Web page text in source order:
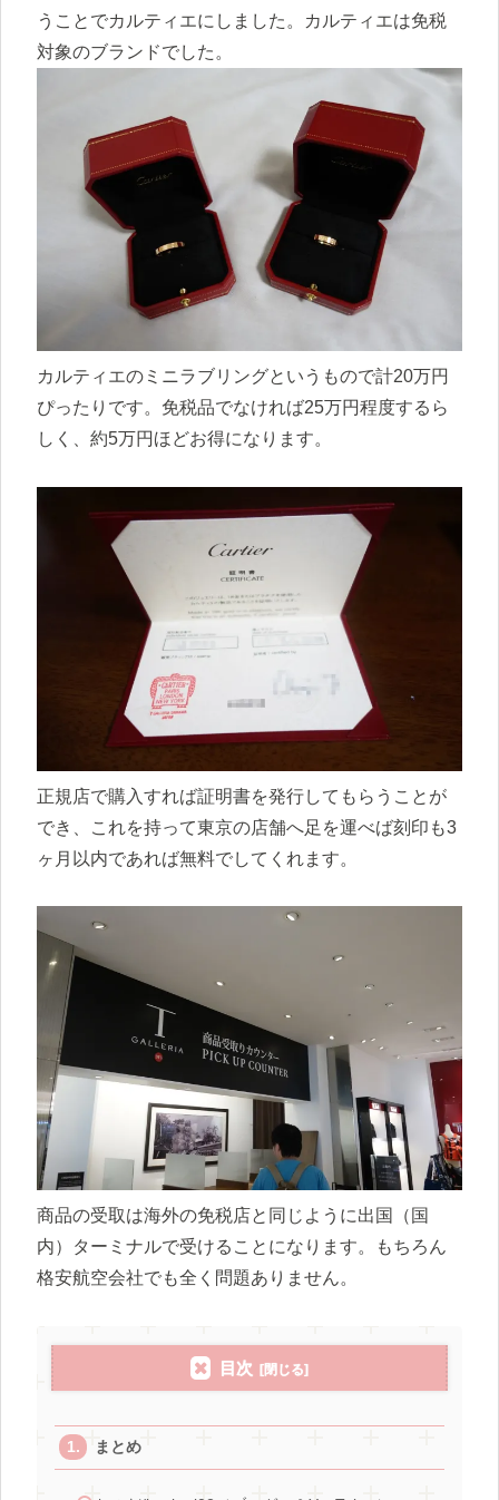
うことでカルティエにしました。カルティエは免税
対象のブランドでした。
カルティエのミニラブリングというもので計20万円
ぴったりです。免税品でなければ25万円程度するら
しく、約5万円ほどお得になります。
正規店で購入すれば証明書を発行してもらうことが
でき、これを持って東京の店舗へ足を運べば刻印も3
ヶ月以内であれば無料でしてくれます。
商品の受取は海外の免税店と同じように出国（国
内）ターミナルで受けることになります。もちろん
格安航空会社でも全く問題ありません。
目次
まとめ